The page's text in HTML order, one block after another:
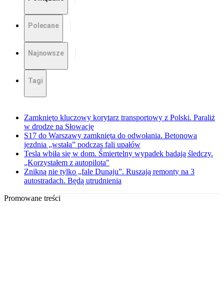
Polecane
Najnowsze
Tagi
Zamknięto kluczowy korytarz transportowy z Polski. Paraliż
w drodze na Słowację
S17 do Warszawy zamknięta do odwołania. Betonowa
jezdnia „wstała” podczas fali upałów
Tesla wbiła się w dom. Śmiertelny wypadek badają śledczy.
„Korzystałem z autopilota"
Znikną nie tylko „fale Dunaju”. Ruszają remonty na 3
autostradach. Będą utrudnienia
Promowane treści